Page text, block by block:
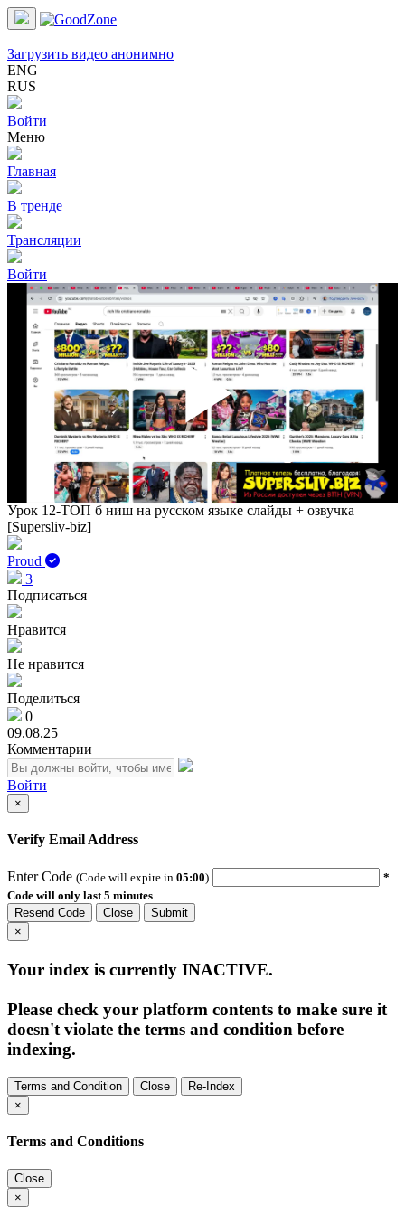
Загрузить видео анонимно
ENG
RUS
Войти
Меню
Главная
В тренде
Трансляции
Войти
Play
Урок 12-ТОП б ниш на русском языке слайды + озвучка
[Supersliv-biz]
Proud
3
Подписаться
Нравится
Не нравится
Поделиться
0
09.08.25
Комментарии
Войти
×
Verify Email Address
Enter Code (Code will expire in 05:00)
*
Code will only last 5 minutes
Resend Code
Close
Submit
×
Your index is currently INACTIVE.
Please check your platform contents to make sure it
doesn't violate the terms and condition before
indexing.
Terms and Condition Close
Re-Index
×
Terms and Conditions
Close
×